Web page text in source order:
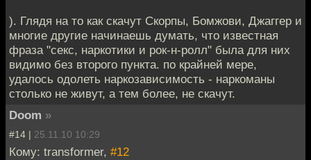
). Глядя на то как скачут Скорпы, Бомжови, Джаггер и
многие другие начинаешь думать, что известная
фраза "секс, наркотики и рок-н-ролл" была для них
видимо без второго пункта. по крайней мере,
удалось одолеть наркозависимость - наркоманы
столько не живут, а тем более, не скачут.
Doom »
#14 | 25.11.10 10:29
Кому: transformer, #12